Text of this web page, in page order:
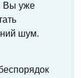
Вы уже
шум.